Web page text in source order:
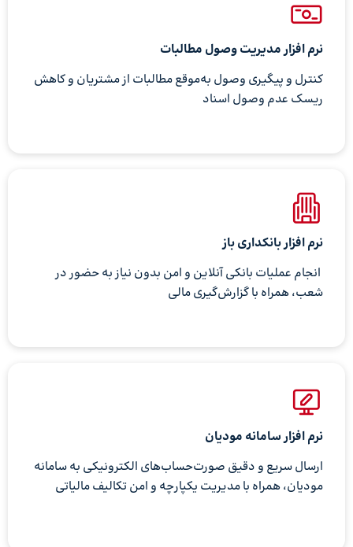
نرم افزار مدیریت وصول مطالبات
کنترل و پیگیری وصول به‌موقع مطالبات از مشتریان و کاهش
ریسک عدم وصول اسناد
نرم افزار بانکداری باز
انجام عملیات بانکی آنلاین و امن بدون نیاز به حضور در
شعب، همراه با گزارش‌گیری مالی
نرم افزار سامانه مودیان
ارسال سریع و دقیق صورت‌حساب‌های الکترونیکی به سامانه
مودیان، همراه با مدیریت یکپارچه و امن تکالیف مالیاتی